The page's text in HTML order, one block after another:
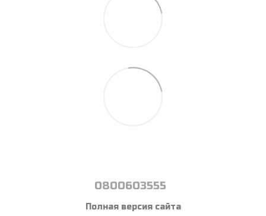
0800603555
Полная версия сайта